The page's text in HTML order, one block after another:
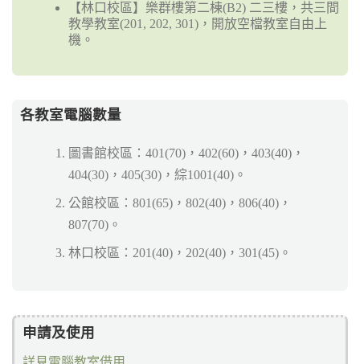
【林口校區】樂群樓第二棟(B2) 二三樓，共三間
教學教室(201, 202, 301)，開放空檔教室自由上
機。
各教室電腦數量
圖書館校區：401(70)，402(60)，403(40)，
404(30)，405(30)，綜1001(40)。
公館校區：801(65)，802(40)，806(40)，
807(70)。
林口校區：201(40)，202(40)，301(45)。
申請及使用